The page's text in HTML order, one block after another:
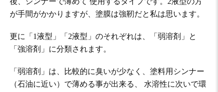
が手間がかかりますが、塗膜は強靭だと私は思います。
更に「1液型」「2液型」のそれぞれは、「弱溶剤」と
「強溶剤」に分類されます。
「弱溶剤」は、比較的に臭いが少なく、塗料用シンナー
（石油に近い）で薄める事が出来る、 水溶性に次いで環